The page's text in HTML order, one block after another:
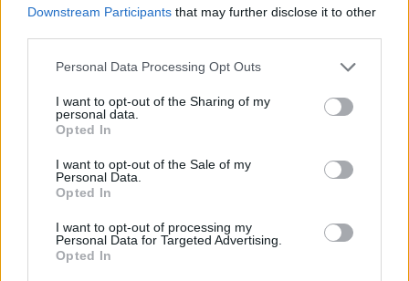
Downstream Participants that may further disclose it to other
Please note that this website/app uses one or more Google
not limited to your visit or usage behaviour. You may click to
grant or deny consent to Google and its third-party tags to
use your data for below specified purposes in below Google
consent section.
Personal Data Processing Opt Outs
I want to opt-out of the Sharing of my
personal data.
Opted In
I want to opt-out of the Sale of my
Personal Data.
Opted In
I want to opt-out of processing my
Personal Data for Targeted Advertising.
Opted In
Odmiana:brzytwczybrzytew
Wieloznaczne słowodziesiątek
Ciekawostki
płakać jak bóbr
— Czy bobry płaczą?
— Wymowa słowa jabłko w jesieni średniowiecza